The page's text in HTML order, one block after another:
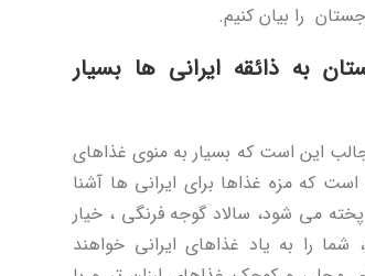
را بیان کنیم.
به ذائقه ایرانی ها بسیار
این است که بسیار به منوی غذاهای
که مزه غذاها برای ایرانی ها آشنا
می شود، سالاد گوجه فرنگی ، خیار
را به یاد غذاهای ایرانی خواهند